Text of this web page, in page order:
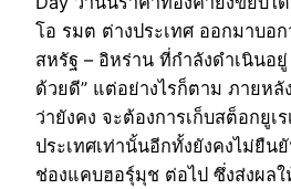
โอ รมต ต่างประเทศ ออกมาบอก
สหรัฐ – อิหร่าน ที่กำลังดำเนิน
ด้วยดี” แต่อย่างไรก็ตาม ภายห
ว่ายังคง จะต้องการเก็บสต็อกยูเ
ประเทศเท่านั้นอีกทั้งยังคงไม่ยืน
ช่องแคบฮอร์ุมุช ต่อไป ซึ่งส่งผล